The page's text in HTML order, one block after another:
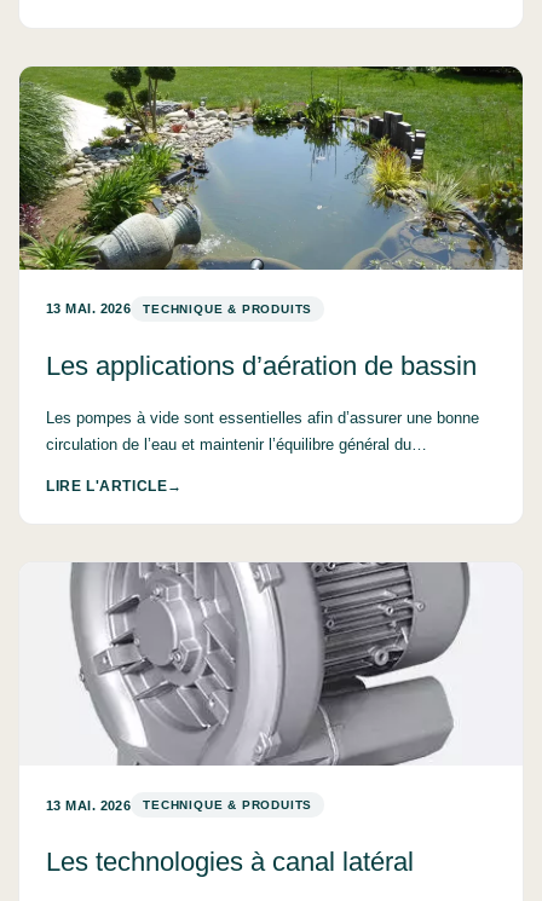
13 MAI. 2026 TECHNIQUE & PRODUITS
Les applications d’aération de bassin
Les pompes à vide sont essentielles afin d’assurer une bonne
circulation de l’eau et maintenir l’équilibre général du…
LIRE L'ARTICLE
13 MAI. 2026 TECHNIQUE & PRODUITS
Les technologies à canal latéral